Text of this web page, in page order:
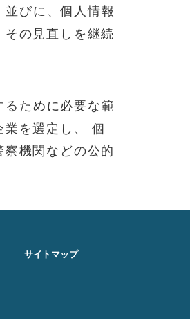
びに、個人情報
の見直しを継続
ために必要な範
を選定し、 個
機関などの公的
サイトマップ